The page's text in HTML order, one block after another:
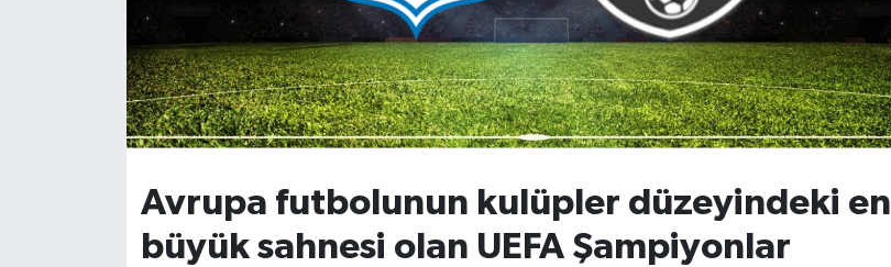
Avrupa futbolunun kulüpler düzeyindeki en
büyük sahnesi olan UEFA Şampiyonlar
KENT GÜNDEMİ